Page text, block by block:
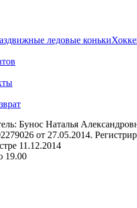
ледовые коньки
Бунос Наталья
от 27.05.2014.
11.12.2014
19.00